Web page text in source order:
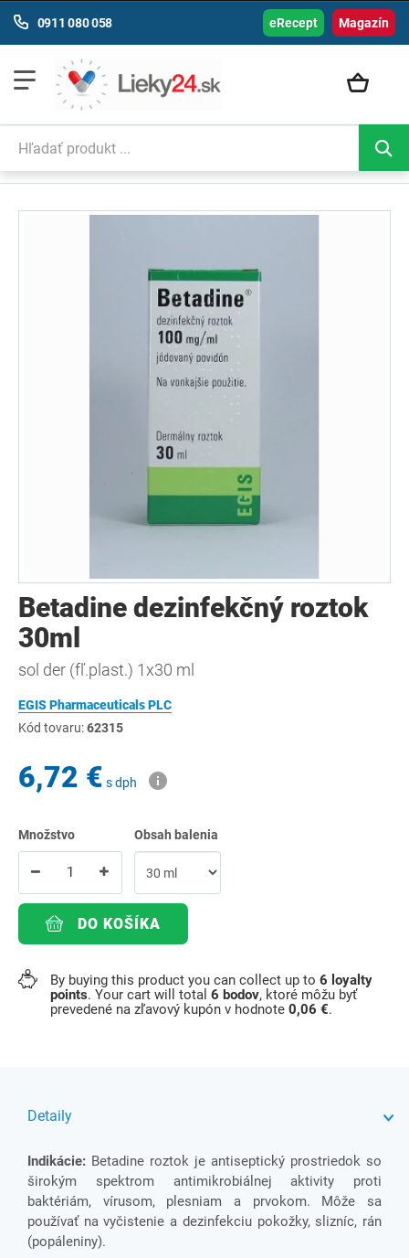
Magazín
0911 080 058 eRecept
Betadine dezinfekčný roztok
30ml
sol der (fľ.plast.) 1x30 ml
EGIS Pharmaceuticals PLC
Kód tovaru:62315
6,72 € s dph
Množstvo Obsah balenia
DO KOŠÍKA
By buying this product you can collect up to 6 loyalty
points. Your cart will total 6 bodov, ktoré môžu byť
prevedené na zľavový kupón v hodnote 0,06 €.
Detaily
Indikácie: Betadine roztok je antiseptický prostriedok so
širokým spektrom antimikrobiálnej aktivity proti
baktériám, vírusom, plesniam a prvokom. Môže sa
používať na vyčistenie a dezinfekciu pokožky, slizníc, rán
(popáleniny).